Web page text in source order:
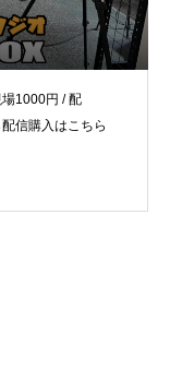
1000円 / 配
信購入はこちら